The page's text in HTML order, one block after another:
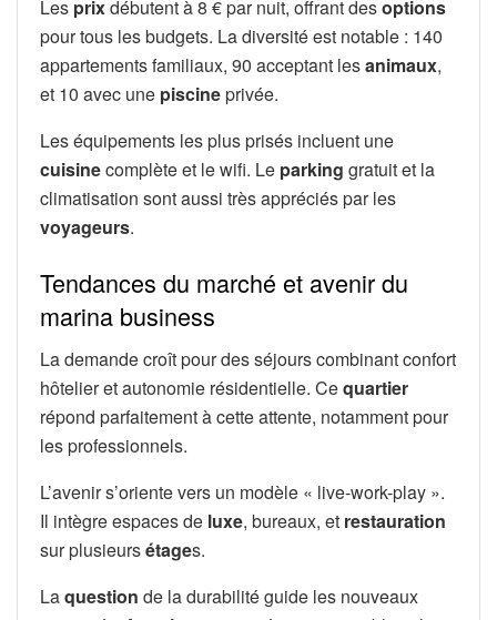
Les prixdébutent à 8 € par nuit, offrant desoptions
pour tous les budgets. La diversité est notable : 140
appartements familiaux, 90 acceptant lesanimaux,
et 10 avec une piscineprivée.
Les équipements les plus prisés incluent une
cuisinecomplète et le wifi. Le parking gratuit et la
climatisation sont aussi très appréciés par les
voyageurs.
Tendances du marché et avenir du
marina business
La demande croît pour des séjours combinant confort
hôtelier et autonomie résidentielle. Cequartier
répond parfaitement à cette attente, notamment pour
les professionnels.
L’avenir s’oriente vers un modèle « live-work-play ».
Il intègre espaces de luxe, bureaux, et restauration
sur plusieursétages.
Laquestion de la durabilité guide les nouveaux